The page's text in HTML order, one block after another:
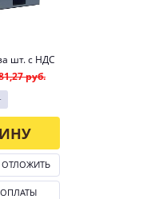
шт. с НДС
руб.
ОТЛОЖИТЬ